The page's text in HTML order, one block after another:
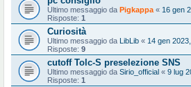
Ultimo messaggio da Pigkappa « 16 gen
Risposte: 1
Curiosità
Ultimo messaggio da LibLib « 14 gen
Risposte: 9
cutoff Tolc-S preselezione SNS
Ultimo messaggio da Sirio_official « 9 lug
Risposte: 1